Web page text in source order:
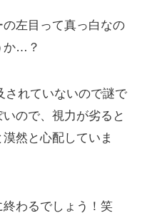
左目って真っ白なの
か…？
されていないので謎で
ので、視力が劣ると
然と心配していま
わるでしょう！笑